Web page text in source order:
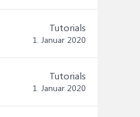
Tutorials
1. Januar 2020
Tutorials
1. Januar 2020